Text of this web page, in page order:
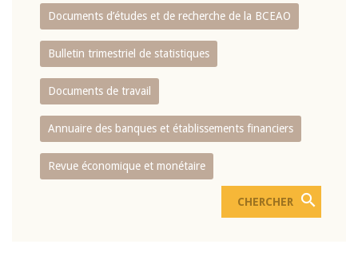
Documents d’études et de recherche de la BCEAO
Bulletin trimestriel de statistiques
Documents de travail
Annuaire des banques et établissements financiers
Revue économique et monétaire